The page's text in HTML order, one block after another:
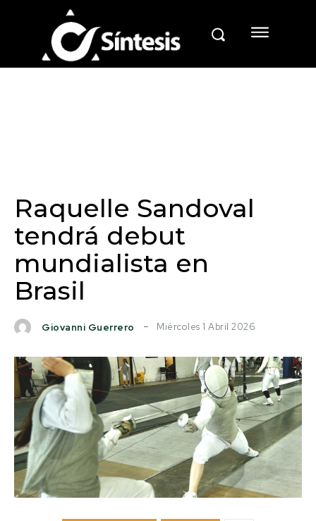
Raquelle Sandoval
tendrá debut
mundialista en
Brasil
Giovanni Guerrero Miércoles 1 Abril 2026